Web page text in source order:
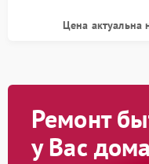
Цена актуальна
Ремонт
у Вас дома